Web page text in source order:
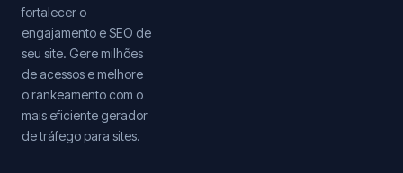
fortalecer o
engajamento e SEO de
seu site. Gere milhões
de acessos e melhore
o rankeamento com o
mais eficiente gerador
de tráfego para sites.